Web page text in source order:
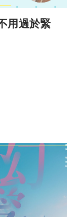
用過於緊